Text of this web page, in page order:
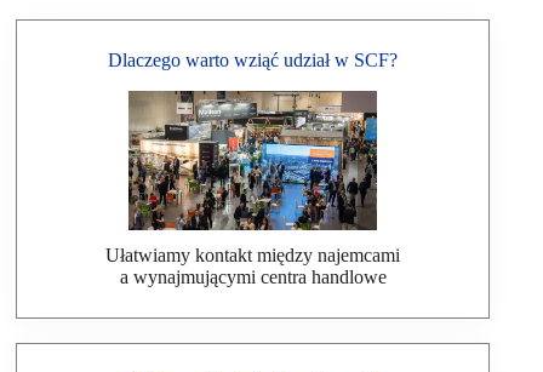
Dlaczego warto wziąć udział w SCF?
Ułatwiamy kontakt między najemcami
a wynajmującymi centra handlowe